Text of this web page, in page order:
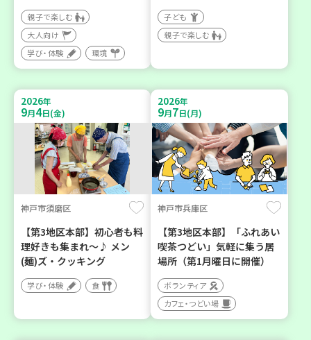
親子で楽しむ
大人向け
学び・体験
環境
子ども
親子で楽しむ
2026年
9月4日(金)
神戸市須磨区
【第3地区本部】初心者も料
理好きも集まれ～♪ メン
(麺)ズ・クッキング
学び・体験 食
2026年
9月7日(月)
神戸市兵庫区
【第3地区本部】「ふれあい
喫茶つどい」気軽に集う居
場所（第1月曜日に開催）
ボランティア
カフェ・つどい場